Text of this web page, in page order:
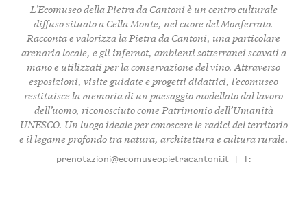
L’Ecomuseo della Pietra da Cantoni è un centro culturale
diffuso situato a Cella Monte, nel cuore del Monferrato.
Racconta e valorizza la Pietra da Cantoni, una particolare
arenaria locale, e gli infernot, ambienti sotterranei scavati a
mano e utilizzati per la conservazione del vino. Attraverso
esposizioni, visite guidate e progetti didattici, l’ecomuseo
restituisce la memoria di un paesaggio modellato dal lavoro
dell’uomo, riconosciuto come Patrimonio dell’Umanità
UNESCO. Un luogo ideale per conoscere le radici del territorio
e il legame profondo tra natura, architettura e cultura rurale.
prenotazioni@ecomuseopietracantoni.it | T: